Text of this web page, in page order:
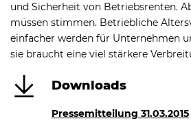
und Sicherheit von Betriebsrenten.
müssen stimmen. Betriebliche
einfacher werden für Unternehmen
sie braucht eine viel stärkere
Downloads
Pressemitteilung 31.03.2015